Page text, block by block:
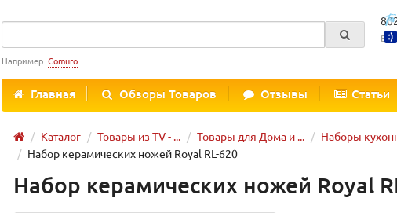
Например: Comuro
Главная Обзоры Товаров Отзывы Статьи
Каталог Товары из TV - ... Товары для Дома и ...
Наборы
Набор керамических ножей Royal RL-620
Набор керамических ножей Royal